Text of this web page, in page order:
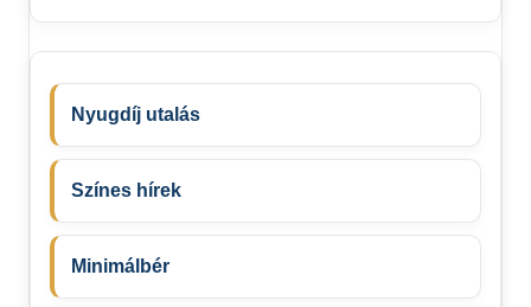
Nyugdíj utalás
Színes hírek
Minimálbér